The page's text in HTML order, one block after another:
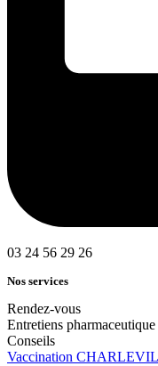
03 24 56 29 26
Nos services
Rendez-vous
Entretiens
Conseils
Vaccination